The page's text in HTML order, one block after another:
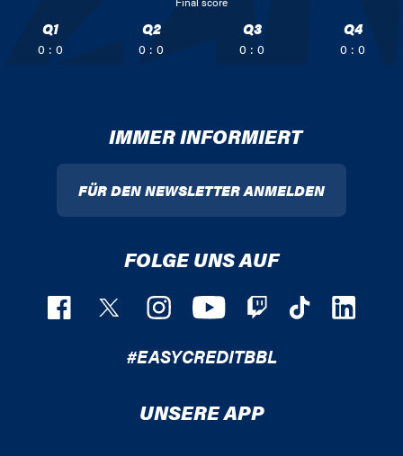
Q1
0 : 0
Q2
0 : 0
Q3
0 : 0
Q4
0 : 0
IMMER INFORMIERT
FÜR DEN NEWSLETTER ANMELDEN
FOLGE UNS AUF
#EASYCREDITBBL
UNSERE APP